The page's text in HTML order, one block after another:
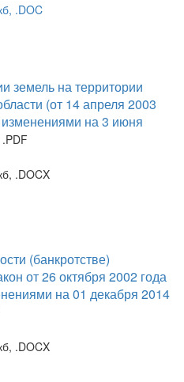
.DOC
земель на территории
(от 14 апреля 2003
на 3 июня
.DOCX
(банкротстве)
от 26 октября 2002 года
на 01 декабря 2014
.DOCX